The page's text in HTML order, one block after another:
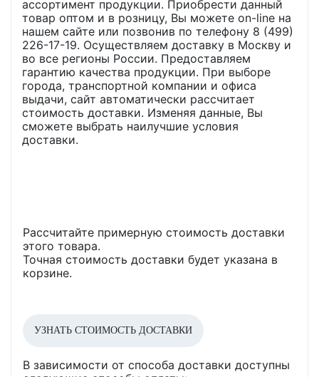
ассортимент продукции. Приобрести данный
товар оптом и в розницу, Вы можете on-line на
нашем сайте или позвонив по телефону 8 (499)
226-17-19. Осуществляем доставку в Москву и
во все регионы России. Предоставляем
гарантию качества продукции. При выборе
города, транспортной компании и офиса
выдачи, сайт автоматически рассчитает
стоимость доставки. Изменяя данные, Вы
сможете выбрать наилучшие условия
доставки.
Рассчитайте примерную стоимость доставки
этого товара.
Точная стоимость доставки будет указана в
корзине.
УЗНАТЬ СТОИМОСТЬ ДОСТАВКИ
В зависимости от способа доставки доступны